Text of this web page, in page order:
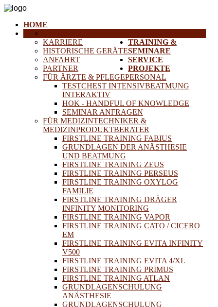
HOME
KARRIERE
HISTORISCHE GERÄTE
ANFAHRT
PARTNER
TRAINING &
SEMINARE
FÜR ÄRZTE & PFLEGEPERSONAL
TESTCHEST INTENSIVBEATMUNG
INTERAKTIV
HOK - HANDFUL OF KNOWLEDGE
SEMINAR ANFRAGEN
FÜR MEDIZINTECHNIKER &
MEDIZINPRODUKTBERATER
FIRSTLINE TRAINING FABIUS
GRUNDLAGEN DER ANÄSTHESIE
UND BEATMUNG
FIRSTLINE TRAINING ZEUS
FIRSTLINE TRAINING PERSEUS
FIRSTLINE TRAINING OXYLOG
FAMILIE
FIRSTLINE TRAINING DRÄGER
INFINITY MONITORING
FIRSTLINE TRAINING VAPOR
FIRSTLINE TRAINING CATO / CICERO
EM
FIRSTLINE TRAINING EVITA INFINITY
V500
FIRSTLINE TRAINING EVITA 4/XL
FIRSTLINE TRAINING PRIMUS
FIRSTLINE TRAINING ATLAN
GRUNDLAGENSCHULUNG
ANÄSTHESIE
GRUNDLAGENSCHULUNG
SERVICE
PROJEKTE